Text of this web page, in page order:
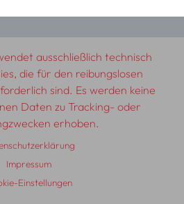
AGB
Impressum
Auslieferung Kontakt
ausschließlich technisch
die für den reibungslosen
sind. Es werden keine
Daten zu Tracking- oder
erhoben.
Impressum
Einstellungen